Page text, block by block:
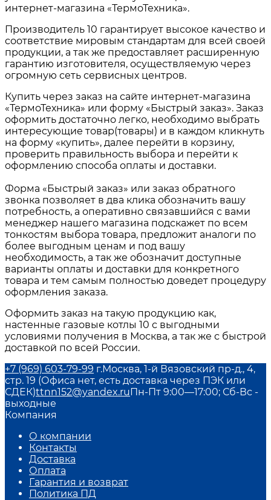
интернет-магазина «ТермоТехника».
Производитель 10 гарантирует высокое качество и
соответствие мировым стандартам для всей своей
продукции, а так же предоставляет расширенную
гарантию изготовителя, осуществляемую через
огромную сеть сервисных центров.
Купить через заказ на сайте интернет-магазина
«ТермоТехника» или форму «Быстрый заказ». Заказ
оформить достаточно легко, необходимо выбрать
интересующие товар(товары) и в каждом кликнуть
на форму «купить», далее перейти в корзину,
проверить правильность выбора и перейти к
оформлению способа оплаты и доставки.
Форма «Быстрый заказ» или заказ обратного
звонка позволяет в два клика обозначить вашу
потребность, а оперативно связавшийся с вами
менеджер нашего магазина подскажет по всем
тонкостям выбора товара, предложит аналоги по
более выгодным ценам и под вашу
необходимость, а так же обозначит доступные
варианты оплаты и доставки для конкретного
товара и тем самым полностью доведет процедуру
оформления заказа.
Оформить заказ на такую продукцию как,
настенные газовые котлы 10 с выгодными
условиями получения в Москва, а так же с быстрой
доставкой по всей России.
+7 (969) 603-79-99 г.Москва, 1-й Вязовский пр-д., 4,
стр. 19 (Офиса нет, есть доставка через ПЭК или
СДЕК)ttnn152@yandex.ruПн-Пт 9:00—17:00; Сб-Вс -
выходные
Компания
О компании
Контакты
Доставка
Оплата
Гарантия и возврат
Политика ПД